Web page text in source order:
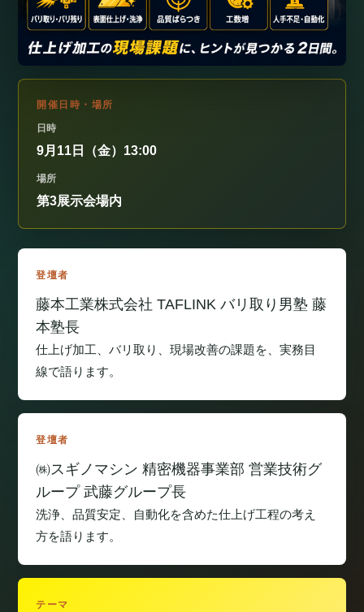
開催日時・場所
日時
9月11日（金）13:00
場所
第3展示会場内
登壇者
藤本工業株式会社 TAFLINK バリ取り男塾 藤
本塾長
仕上げ加工、バリ取り、現場改善の課題を、実務目
線で語ります。
登壇者
㈱スギノマシン 精密機器事業部 営業技術グ
ループ 武藤グループ長
洗浄、品質安定、自動化を含めた仕上げ工程の考え
方を語ります。
テーマ